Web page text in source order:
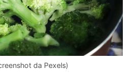
da Pexels)